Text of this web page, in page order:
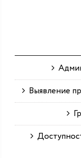
Выявление